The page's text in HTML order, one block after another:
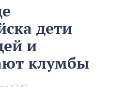
дети
и
клумбы